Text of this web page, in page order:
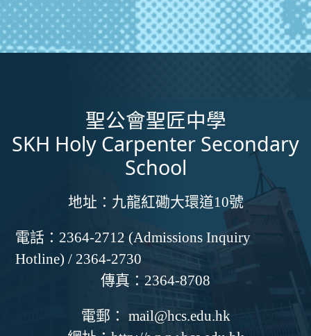
聖公會聖匠中學
SKH Holy Carpenter Secondary
School
地址： 九龍紅磡大環道10號
電話： 2364-2712 (Admissions Inquiry
Hotline) / 2364-2730
傳真： 2364-8708
電郵： mail@hcs.edu.hk